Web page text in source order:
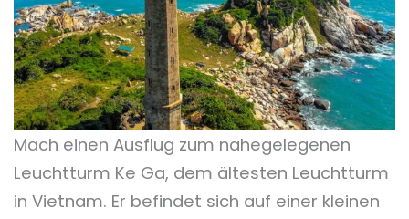
Mach einen Ausflug zum nahegelegenen
Leuchtturm Ke Ga, dem ältesten Leuchtturm
in Vietnam. Er befindet sich auf einer kleinen